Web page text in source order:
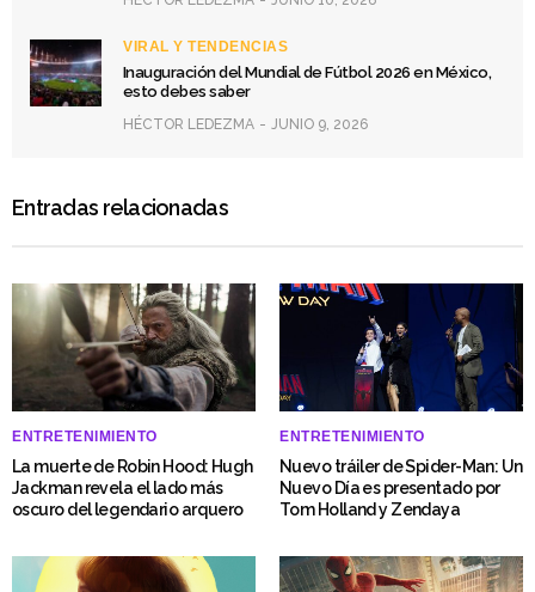
VIRAL Y TENDENCIAS
Inauguración del Mundial de Fútbol 2026 en México,
esto debes saber
HÉCTOR LEDEZMA JUNIO 9, 2026
Entradas relacionadas
ENTRETENIMIENTO
La muerte de Robin Hood: Hugh
Jackman revela el lado más
oscuro del legendario arquero
ENTRETENIMIENTO
Nuevo tráiler de Spider-Man: Un
Nuevo Día es presentado por
Tom Holland y Zendaya